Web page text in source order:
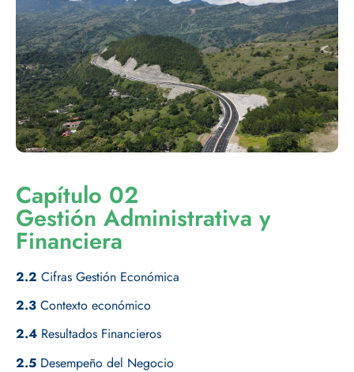
Capítulo 02
Gestión Administrativa y
Financiera
2.2 Cifras Gestión Económica
2.3 Contexto económico
2.4 Resultados Financieros
2.5 Desempeño del Negocio